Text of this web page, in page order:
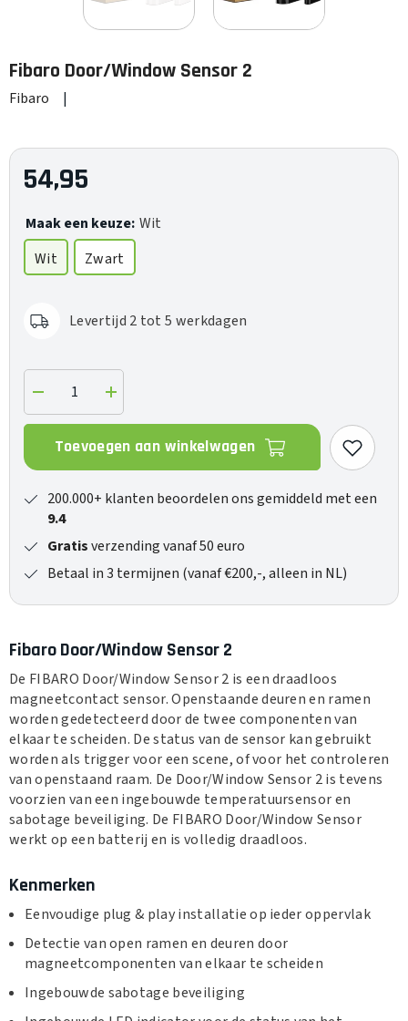
Fibaro Door/Window Sensor 2
Fibaro |
54,95
Maak een keuze: Wit
Wit
Zwart
Levertijd 2 tot 5 werkdagen
Verlaag
de
hoeveelheid
voor
Door/Window
Verhoog
de
hoeveelheid
Door/Window
Toevoegen aan winkelwagen
200.000+ klanten beoordelen ons gemiddeld met een
9.4
Gratisverzending vanaf 50 euro
Betaal in 3 termijnen (vanaf €200,-, alleen in NL)
Fibaro Door/Window Sensor 2
De FIBARO Door/Window Sensor 2 is een draadloos
magneetcontact sensor. Openstaande deuren en ramen
worden gedetecteerd door de twee componenten van
elkaar te scheiden. De status van de sensor kan gebruikt
worden als trigger voor een scene, of voor het controleren
van openstaand raam. De Door/Window Sensor 2 is tevens
voorzien van een ingebouwde temperatuursensor en
sabotage beveiliging. De FIBARO Door/Window Sensor
werkt op een batterij en is volledig draadloos.
Kenmerken
Eenvoudige plug & play installatie op ieder oppervlak
Detectie van open ramen en deuren door
magneetcomponenten van elkaar te scheiden
Ingebouwde sabotage beveiliging